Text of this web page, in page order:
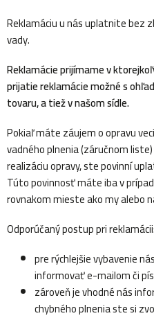
Reklamáciu u nás uplatnite bez
vady.
Reklamácie prijímame v
prijatie reklamácie možné s
tovaru, a tiež v našom sídle.
Pokiaľ máte záujem o opravu
vadného plnenia (záručnom
realizáciu opravy, ste povinní
Túto povinnosť máte iba v
rovnakom mieste ako my alebo
Odporúčaný postup pri reklamácii:
pre rýchlejšie vybavenie
informovať e-mailom či
zároveň je vhodné nás
chybného plnenia ste si